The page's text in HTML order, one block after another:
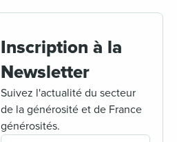
Inscription à la
Newsletter
Suivez l'actualité du secteur
de la générosité et de France
générosités.